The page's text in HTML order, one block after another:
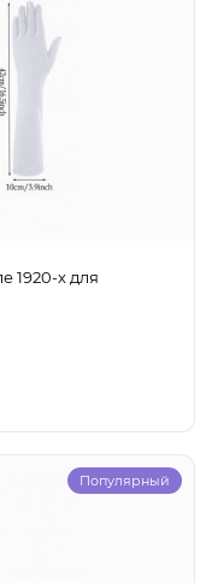
1920-х для
Популярный